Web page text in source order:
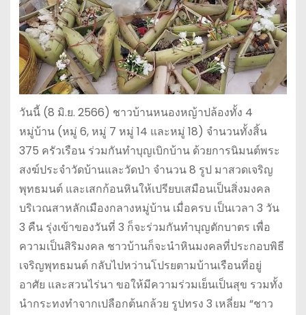
วันนี้ (8 มิ.ย. 2566) ชาวบ้านหนองหญ้าปล้องทั้ง 4
หมู่บ้าน (หมู่ 6, หมู่ 7 หมู่ 14 และหมู่ 18) จำนวนทั้งสิ้น
375 ครัวเรือน ร่วมกันทำบุญเบิกบ้าน ด้วยการนิมนต์พระ
สงฆ์ประจำวัดบ้านและวัดป่า จำนวน 8 รูป มาสวดเจริญ
พุทธมนต์ และเสกก้อนหินให้เปรียบเสมือนเป็นสิ่งมงคล
บริเวณสาหลักเมืองกลางหมู่บ้าน เมื่อครบ เป็นเวลา 3 วัน
3 คืน รุ่งเข้าของวันที่ 3 ก็จะร่วมกันทำบุญตักบาตร เพื่อ
ความเป็นสิริมงคล ชาวบ้านก็จะนำหินมงคลที่ประกอบพิธี
เจริญพุทธมนต์ กลับไปหว่านโปรยตามบ้านเรือนที่อยู่
อาศัย และสวนไร่นา ขอให้มีความร่วมเย็นเป็นสุข รวมทั้ง
นำกระทงทำจากเปลือกต้นกล้วย รูปทรง 3 เหลี่ยม “ชาว